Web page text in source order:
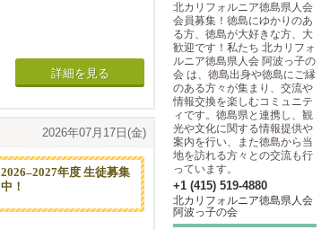
詳細を見る
2026年07月17日(金)
2026–2027年度 生徒募集
中！
北カリフォルニア徳島県人会
会員募集！徳島にゆかりのあ
る方、徳島が大好きな方、大
歓迎です！私たち 北カリフォ
ルニア徳島県人会 阿波っ子の
会 は、徳島出身や徳島にご縁
のある方々が集まり、交流や
情報交換を楽しむコミュニテ
ィです。徳島県と連携し、観
光や文化に関する情報提供や
案内を行い、また徳島から当
地を訪れる方々との交流も行
っています。
+1 (415) 519-4880
北カリフォルニア徳島県人会
阿波っ子の会